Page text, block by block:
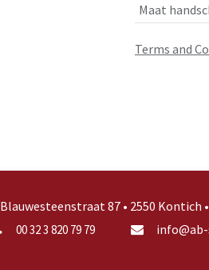
Maat
Terms and
Blauwesteenstraat 87 • 2550 Kontich
00 32 3 820 79 79